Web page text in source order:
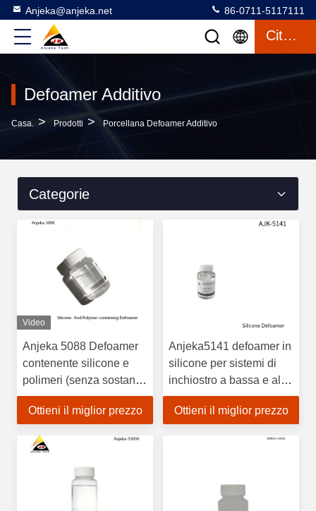
Anjeka@anjeka.net 86-0711-5117111
Citazione
Defoamer Additivo
Casa. > Prodotti > Porcellana Defoamer Additivo
Categorie
Video
Anjeka 5088 Defoamer
contenente silicone e
polimeri (senza sostanze
aromatiche) per adesivi
e sigillanti
Ottieni il miglior prezzo
Anjeka5141 defoamer in
silicone per sistemi di
inchiostro a bassa e alta
polarità BYK141
Ottieni il miglior prezzo